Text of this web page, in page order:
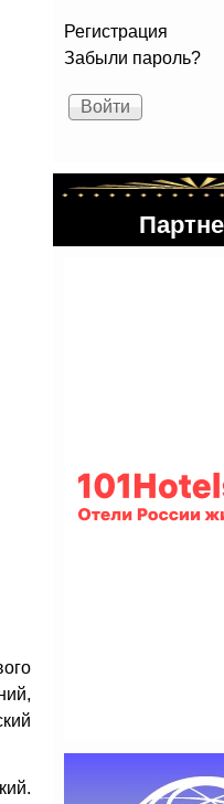
Регистрация
Забыли пароль?